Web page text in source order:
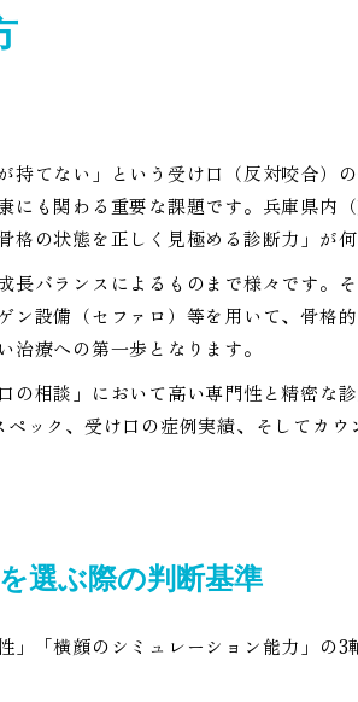
持てない」という受け口（反対咬合）
も関わる重要な課題です。兵庫県内
の状態を正しく見極める診断力」が何
バランスによるものまで様々です。
設備（セファロ）等を用いて、骨格
療への第一歩となります。
相談」において高い専門性と精密な
ック、受け口の症例実績、そしてカウ
選ぶ際の判断基準
「横顔のシミュレーション能力」の3